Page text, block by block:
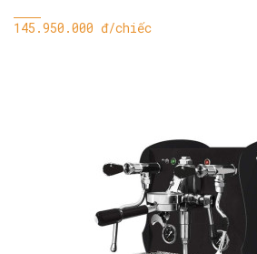
145.950.000 đ/chiếc